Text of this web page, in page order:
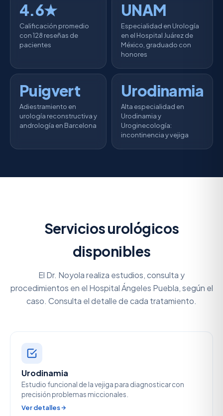
4.6★
Calificación promedio
con 128 reseñas de
pacientes
UNAM
Especialidad en Urología
en el Hospital Juárez de
México, graduado con
honores
Puigvert
Adiestramiento en
urología reconstructiva y
andrología en Barcelona
Urodinamia
Alta especialidad en
Urodinamia y
Uroginecología:
incontinencia y vejiga
Servicios urológicos
disponibles
El Dr. Noyola realiza estudios, consulta y
procedimientos en el Hospital Ángeles Puebla, según el
caso. Consulta el detalle de cada tratamiento.
Urodinamia
Estudio funcional de la vejiga para diagnosticar con
precisión problemas miccionales.
Ver detalles